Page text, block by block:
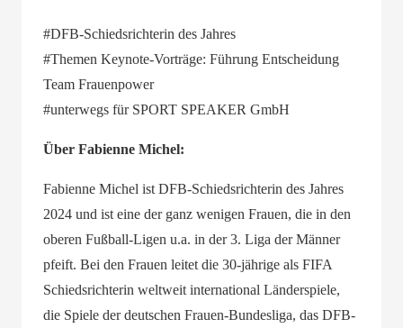
#DFB-Schiedsrichterin des Jahres
#Themen Keynote-Vorträge: Führung Entscheidung
Team Frauenpower
#unterwegs für SPORT SPEAKER GmbH
Über Fabienne Michel:
Fabienne Michel ist DFB-Schiedsrichterin des Jahres
2024 und ist eine der ganz wenigen Frauen, die in den
oberen Fußball-Ligen u.a. in der 3. Liga der Männer
pfeift. Bei den Frauen leitet die 30-jährige als FIFA
Schiedsrichterin weltweit international Länderspiele,
die Spiele der deutschen Frauen-Bundesliga, das DFB-